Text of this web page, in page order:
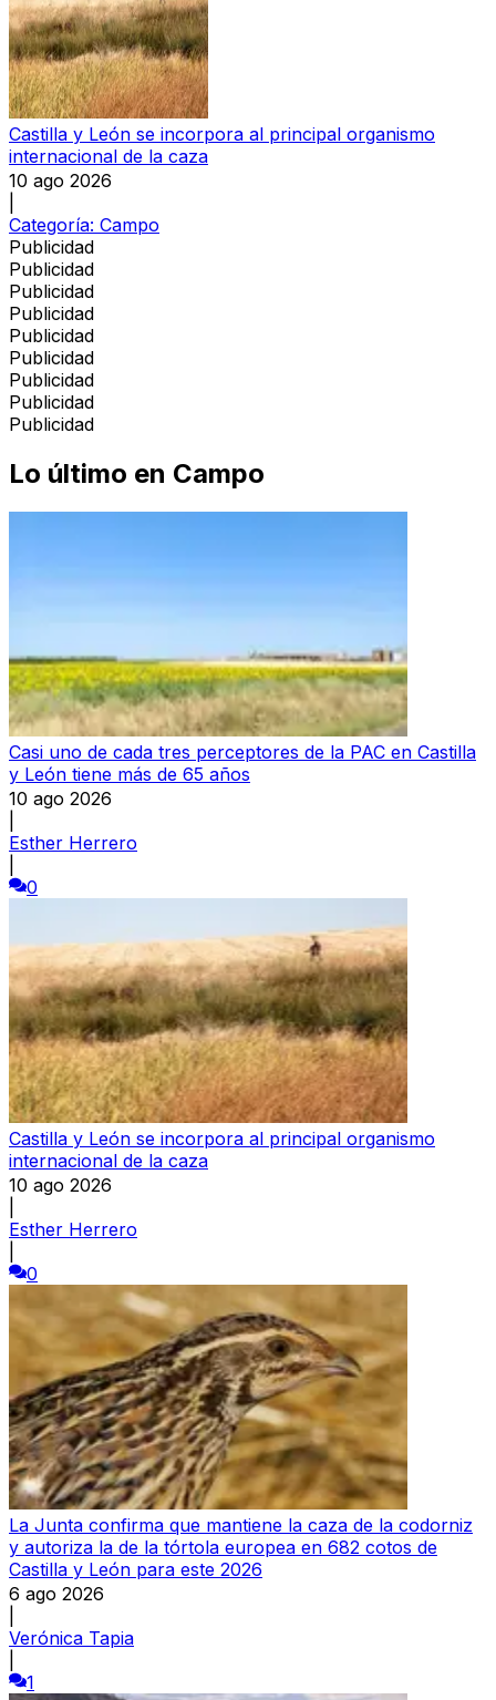
Castilla y León se incorpora al principal organismo
internacional de la caza
10 ago 2026
Categoría: Campo
Publicidad
Publicidad
Publicidad
Publicidad
Publicidad
Publicidad
Publicidad
Publicidad
Publicidad
Lo último en Campo
Casi uno de cada tres perceptores de la PAC en Castilla
y León tiene más de 65 años
10 ago 2026
Esther Herrero
0
Castilla y León se incorpora al principal organismo
internacional de la caza
10 ago 2026
Esther Herrero
0
La Junta confirma que mantiene la caza de la codorniz
y autoriza la de la tórtola europea en 682 cotos de
Castilla y León para este 2026
6 ago 2026
Verónica Tapia
1